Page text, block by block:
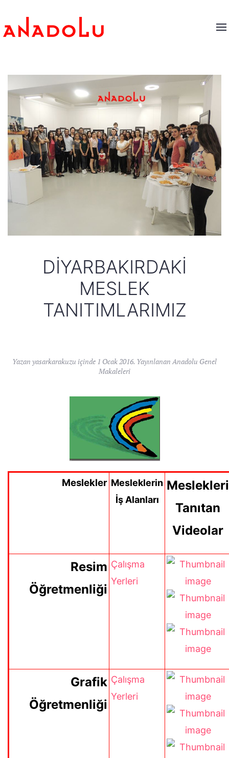
DIYARBAKIRDAKI
MESLEK
TANITIMLARIMIZ
Yazan yasarkarakuzu içinde 1 Ocak 2016. Yayınlanan Anadolu Genel
Makaleleri
Meslekler Mesleklerin
İş Alanları
Meslekleri
Tanıtan
Videolar
Resim
Öğretmenliği
Çalışma
Yerleri
Grafik
Öğretmenliği
Çalışma
Yerleri